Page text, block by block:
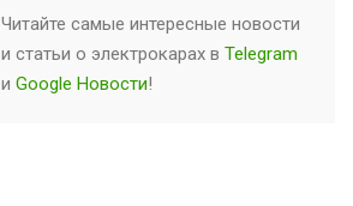
Читайте самые интересные новости
и статьи о электрокарах в Telegram
и Google Новости!